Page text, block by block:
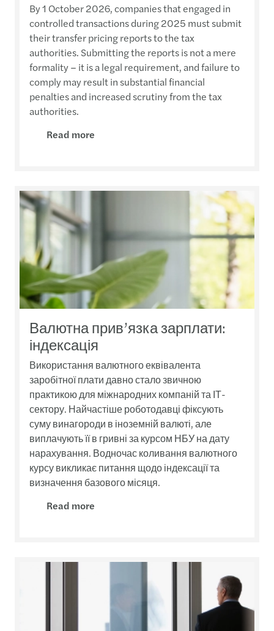
By 1 October 2026, companies that engaged in
controlled transactions during 2025 must submit
their transfer pricing reports to the tax
authorities. Submitting the reports is not a mere
formality – it is a legal requirement, and failure to
comply may result in substantial financial
penalties and increased scrutiny from the tax
authorities.
Read more
Валютна прив’язка зарплати:
індексація
Використання валютного еквівалента
заробітної плати давно стало звичною
практикою для міжнародних компаній та ІТ-
сектору. Найчастіше роботодавці фіксують
суму винагороди в іноземній валюті, але
виплачують її в гривні за курсом НБУ на дату
нарахування. Водночас коливання валютного
курсу викликає питання щодо індексації та
визначення базового місяця.
Read more